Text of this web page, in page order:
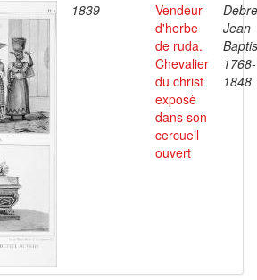
1839
Vendeur
d'herbe
de ruda.
Chevalier
du christ
exposè
dans son
cercueil
ouvert
Jean
1768-
1848